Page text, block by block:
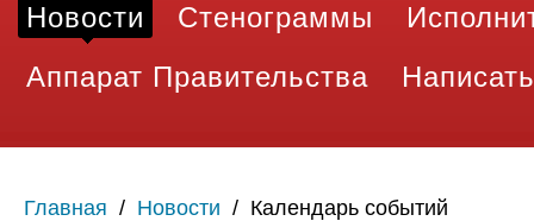
Новости Стенограммы
Аппарат Правительства
Главная / Новости / Календарь событий